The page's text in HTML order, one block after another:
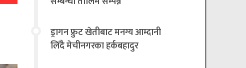
ड्रागन फ्रुट खेतीबाट मनग्य आम्दानी
लिँदै मेचीनगरका हर्कबहादुर